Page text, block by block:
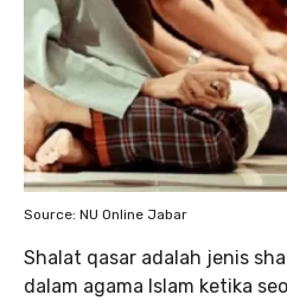
Source: NU Online Jabar
Shalat qasar adalah jenis
dalam agama Islam ketika